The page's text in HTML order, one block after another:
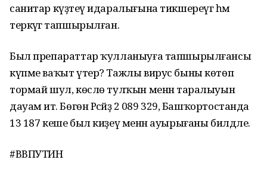
санитар күҙәтеү идаралығына тикшереүгә һәм
теркәүгә тапшырылған.
Был препараттар ҡулланыуға тапшырылғансы
күпме ваҡыт үтер? Тажлы вирус быны көтөп
тормай шул, көслө тулҡын менән таралыуын
дауам итә. Бөгөн Рәсәйҙә 2 089 329, Башҡортостанда
13 187 кеше был киҙеү менән ауырығаны билдәле.
#ВВПУТИН